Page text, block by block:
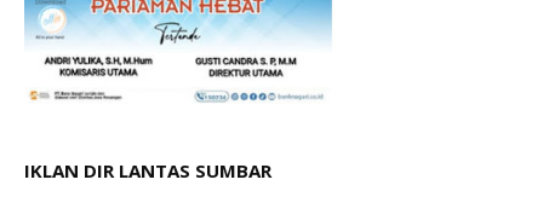
IKLAN DIR LANTAS SUMBAR